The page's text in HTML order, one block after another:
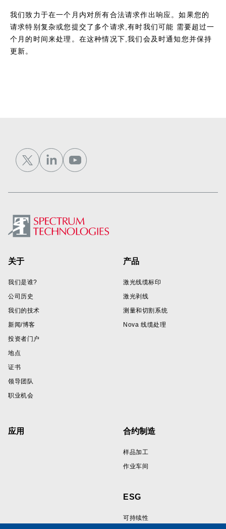
我们致力于在一个月内对所有合法请求作出响应。如果您的
请求特别复杂或您提交了多个请求,有时我们可能 需要超过一
个月的时间来处理。在这种情况下,我们会及时通知您并保持
更新。
Footer
关于
我们是谁?
公司历史
我们的技术
新闻/博客
投资者门户
地点
证书
领导团队
职业机会
产品
激光线缆标印
激光剥线
测量和切割系统
Nova 线缆处理
应用 合约制造
样品加工
作业车间
ESG
可持续性